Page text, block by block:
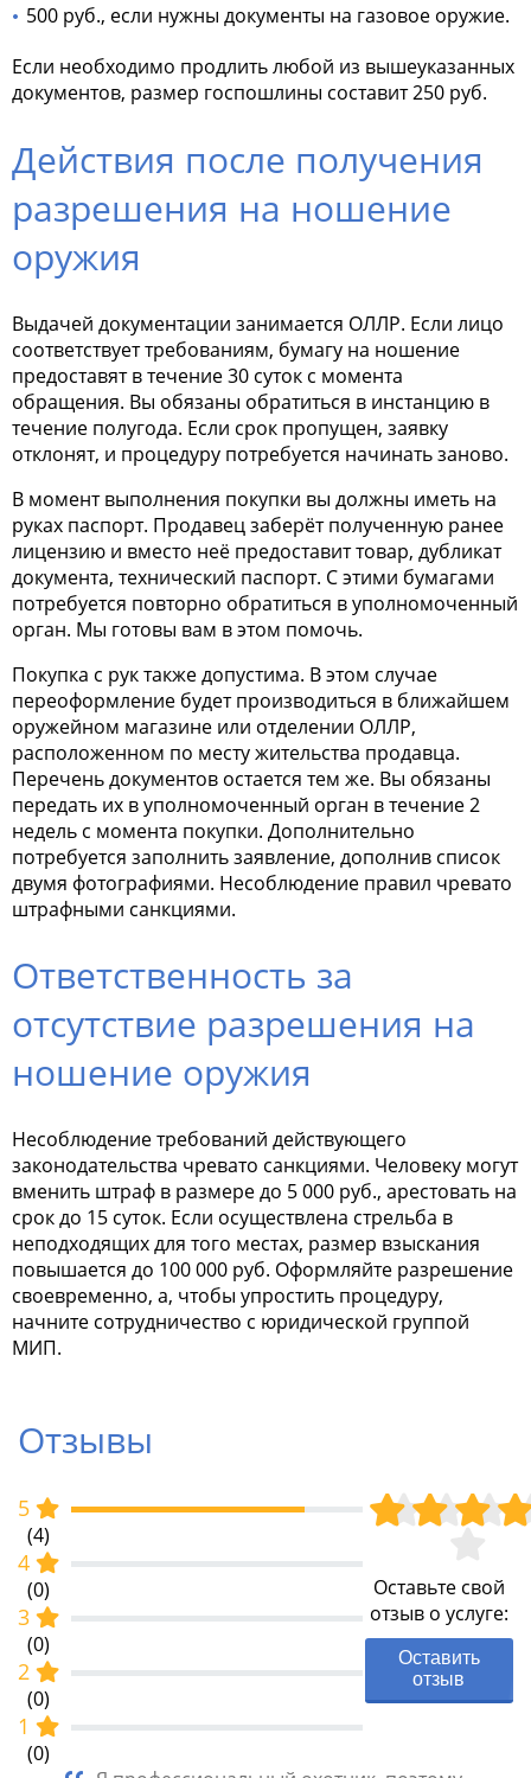
500 руб., если нужны документы на газовое оружие.
Если необходимо продлить любой из вышеуказанных
документов, размер госпошлины составит 250 руб.
Действия после получения
разрешения на ношение
оружия
Выдачей документации занимается ОЛЛР. Если лицо
соответствует требованиям, бумагу на ношение
предоставят в течение 30 суток с момента
обращения. Вы обязаны обратиться в инстанцию в
течение полугода. Если срок пропущен, заявку
отклонят, и процедуру потребуется начинать заново.
В момент выполнения покупки вы должны иметь на
руках паспорт. Продавец заберёт полученную ранее
лицензию и вместо неё предоставит товар, дубликат
документа, технический паспорт. С этими бумагами
потребуется повторно обратиться в уполномоченный
орган. Мы готовы вам в этом помочь.
Покупка с рук также допустима. В этом случае
переоформление будет производиться в ближайшем
оружейном магазине или отделении ОЛЛР,
расположенном по месту жительства продавца.
Перечень документов остается тем же. Вы обязаны
передать их в уполномоченный орган в течение 2
недель с момента покупки. Дополнительно
потребуется заполнить заявление, дополнив список
двумя фотографиями. Несоблюдение правил чревато
штрафными санкциями.
Ответственность за
отсутствие разрешения на
ношение оружия
Несоблюдение требований действующего
законодательства чревато санкциями. Человеку могут
вменить штраф в размере до 5 000 руб., арестовать на
срок до 15 суток. Если осуществлена стрельба в
неподходящих для того местах, размер взыскания
повышается до 100 000 руб. Оформляйте разрешение
своевременно, а, чтобы упростить процедуру,
начните сотрудничество с юридической группой
МИП.
Отзывы
5
(4)
4
(0)
3
(0)
2
(0)
1
(0)
Оставьте свой
отзыв о услуге:
Оставить
отзыв